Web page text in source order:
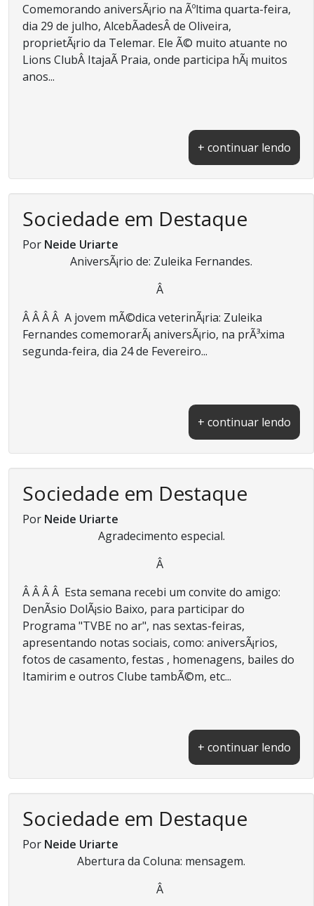
Comemorando aniversÃ¡rio na Ãºltima quarta-feira,
dia 29 de julho, AlcebÃ­adesÂ de Oliveira,
proprietÃ¡rio da Telemar. Ele Ã© muito atuante no
Lions ClubÂ ItajaÃ­ Praia, onde participa hÃ¡ muitos
anos...
+ continuar lendo
Sociedade em Destaque
Por Neide Uriarte
AniversÃ¡rio de: Zuleika Fernandes.
Â
Â Â Â Â A jovem mÃ©dica veterinÃ¡ria: Zuleika
Fernandes comemorarÃ¡ aniversÃ¡rio, na prÃ³xima
segunda-feira, dia 24 de Fevereiro...
+ continuar lendo
Sociedade em Destaque
Por Neide Uriarte
Agradecimento especial.
Â
Â Â Â Â Esta semana recebi um convite do amigo:
DenÃ­sio DolÃ¡sio Baixo, para participar do
Programa "TVBE no ar", nas sextas-feiras,
apresentando notas sociais, como: aniversÃ¡rios,
fotos de casamento, festas , homenagens, bailes do
Itamirim e outros Clube tambÃ©m, etc...
+ continuar lendo
Sociedade em Destaque
Por Neide Uriarte
Abertura da Coluna: mensagem.
Â